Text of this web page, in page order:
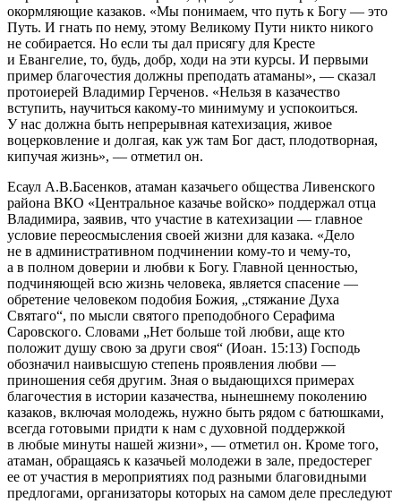
окормляющие казаков. «Мы понимаем, что путь к Богу — это
Путь. И гнать по нему, этому Великому Пути никто никого
не собирается. Но если ты дал присягу для Кресте
и Евангелие, то, будь, добр, ходи на эти курсы. И первыми
пример благочестия должны преподать атаманы», — сказал
протоиерей Владимир Герченов. «Нельзя в казачество
вступить, научиться какому-то минимуму и успокоиться.
У нас должна быть непрерывная катехизация, живое
воцерковление и долгая, как уж там Бог даст, плодотворная,
кипучая жизнь», — отметил он.
Есаул А.В.Басенков, атаман казачьего общества Ливенского
района ВКО «Центральное казачье войско» поддержал отца
Владимира, заявив, что участие в катехизации — главное
условие переосмысления своей жизни для казака. «Дело
не в административном подчинении кому-то и чему-то,
а в полном доверии и любви к Богу. Главной ценностью,
подчиняющей всю жизнь человека, является спасение —
обретение человеком подобия Божия, „стяжание Духа
Святаго“, по мысли святого преподобного Серафима
Саровского. Словами „Нет больше той любви, аще кто
положит душу свою за други своя“ (Иоан. 15:13) Господь
обозначил наивысшую степень проявления любви —
приношения себя другим. Зная о выдающихся примерах
благочестия в истории казачества, нынешнему поколению
казаков, включая молодежь, нужно быть рядом с батюшками,
всегда готовыми придти к нам с духовной поддержкой
в любые минуты нашей жизни», — отметил он. Кроме того,
атаман, обращаясь к казачьей молодежи в зале, предостерег
ее от участия в мероприятиях под разными благовидными
предлогами, организаторы которых на самом деле преследуют